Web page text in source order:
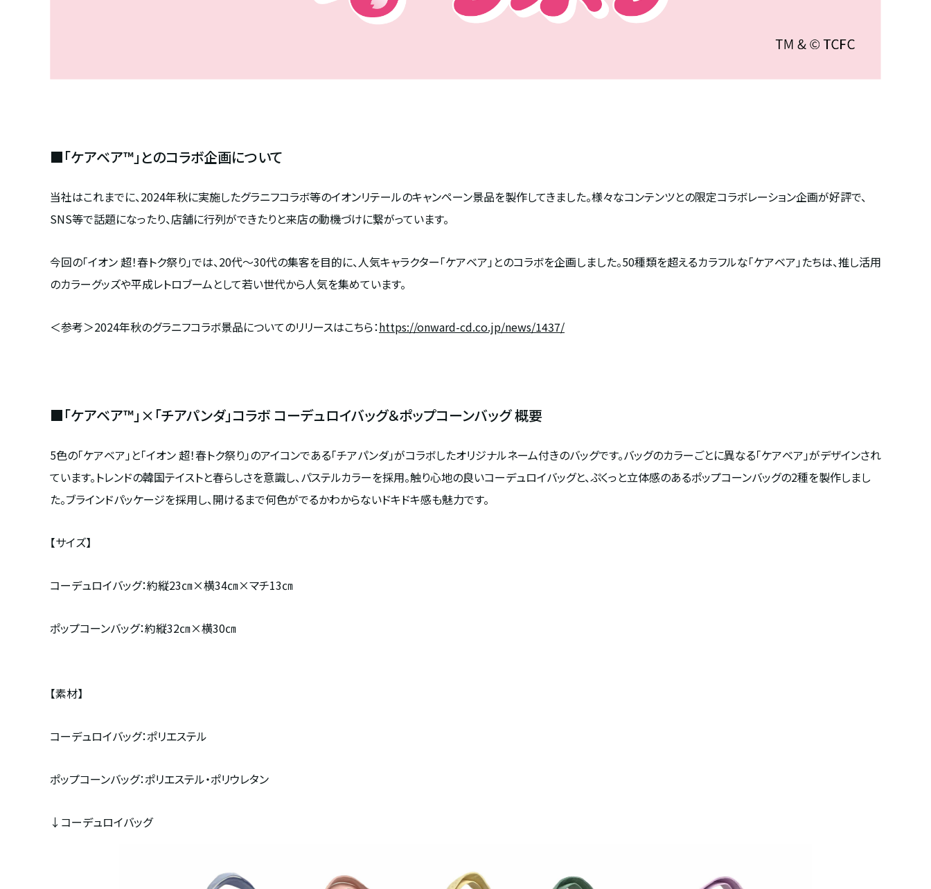
■「ケアベア™」とのコラボ企画について
当社はこれまでに、2024年秋に実施したグラニフコラボ等のイオンリテールのキャンペーン景品を製作してきました。様々なコンテンツとの限定コラボレーション企画が好評で、
SNS等で話題になったり、店舗に行列ができたりと来店の動機づけに繋がっています。
今回の「イオン 超！春トク祭り」では、20代～30代の集客を目的に、人気キャラクター「ケアベア」とのコラボを企画しました。50種類を超えるカラフルな「ケアベア」たちは、推し活用
のカラーグッズや平成レトロブームとして若い世代から人気を集めています。
＜参考＞2024年秋のグラニフコラボ景品についてのリリースはこちら：https://onward-cd.co.jp/news/1437/
■「ケアベア™」×「チアパンダ」コラボ コーデュロイバッグ＆ポップコーンバッグ 概要
5色の「ケアベア」と「イオン 超！春トク祭り」のアイコンである「チアパンダ」がコラボしたオリジナルネーム付きのバッグです。バッグのカラーごとに異なる「ケアベア」がデザインされ
ています。トレンドの韓国テイストと春らしさを意識し、パステルカラーを採用。触り心地の良いコーデュロイバッグと、ぷくっと立体感のあるポップコーンバッグの2種を製作しまし
た。ブラインドパッケージを採用し、開けるまで何色がでるかわからないドキドキ感も魅力です。
【サイズ】
コーデュロイバッグ：約縦23㎝×横34㎝×マチ13㎝
ポップコーンバッグ：約縦32㎝×横30㎝
【素材】
コーデュロイバッグ：ポリエステル
ポップコーンバッグ：ポリエステル・ポリウレタン
↓コーデュロイバッグ